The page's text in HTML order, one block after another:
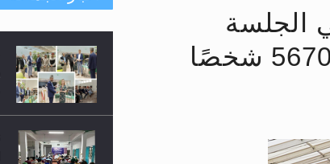
الله والمكتب العربي >> المزيد
اضغط هنا >> المزيد
وسلم >> المزيد
الجلسة
السنوية للمملكة المتحدة أن أكثر من 567000 شخصًا